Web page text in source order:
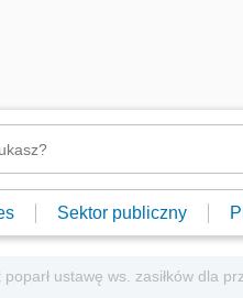
Sektor publiczny
poparł ustawę ws. zasiłków dla